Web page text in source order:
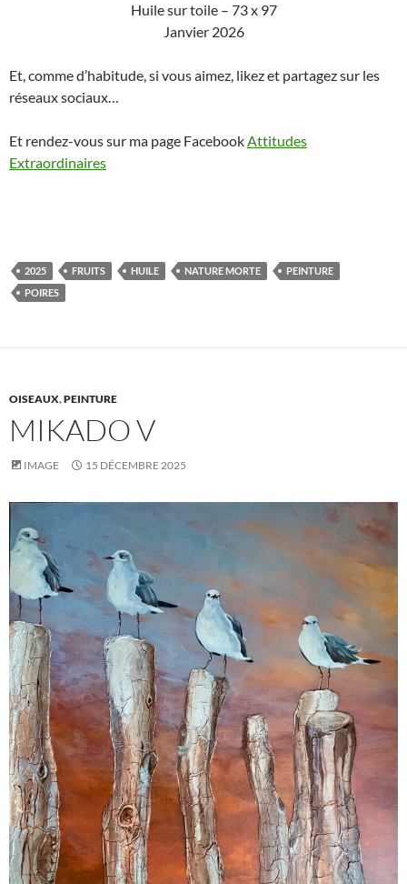
Huile sur toile – 73 x 97
Janvier 2026
Et, comme d’habitude, si vous aimez, likez et partagez sur les
réseaux sociaux…
Et rendez-vous sur ma page Facebook Attitudes
Extraordinaires
2025 FRUITS HUILE NATURE MORTE
PEINTURE
POIRES
OISEAUX,PEINTURE
MIKADO V
IMAGE 15 DÉCEMBRE 2025